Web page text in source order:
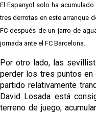
El Espanyol solo ha
tres derrotas en este arranque
FC después de un jarro de
jornada ante el FC Barcelona.
Por otro lado, las
perder los tres puntos en
partido relativamente
David Losada está
terreno de juego,